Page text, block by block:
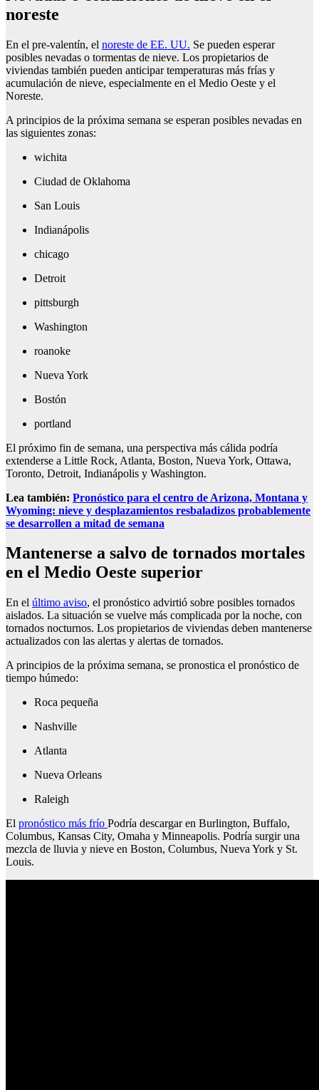
noreste
En el pre-valentín, el noreste de EE. UU. Se pueden esperar
posibles nevadas o tormentas de nieve. Los propietarios de
viviendas también pueden anticipar temperaturas más frías y
acumulación de nieve, especialmente en el Medio Oeste y el
Noreste.
A principios de la próxima semana se esperan posibles nevadas en
las siguientes zonas:
wichita
Ciudad de Oklahoma
San Louis
Indianápolis
chicago
Detroit
pittsburgh
Washington
roanoke
Nueva York
Bostón
portland
El próximo fin de semana, una perspectiva más cálida podría
extenderse a Little Rock, Atlanta, Boston, Nueva York, Ottawa,
Toronto, Detroit, Indianápolis y Washington.
Lea también: Pronóstico para el centro de Arizona, Montana y
Wyoming: nieve y desplazamientos resbaladizos probablemente
se desarrollen a mitad de semana
Mantenerse a salvo de tornados mortales
en el Medio Oeste superior
En el último aviso, el pronóstico advirtió sobre posibles tornados
aislados. La situación se vuelve más complicada por la noche, con
tornados nocturnos. Los propietarios de viviendas deben mantenerse
actualizados con las alertas y alertas de tornados.
A principios de la próxima semana, se pronostica el pronóstico de
tiempo húmedo:
Roca pequeña
Nashville
Atlanta
Nueva Orleans
Raleigh
El pronóstico más frío Podría descargar en Burlington, Buffalo,
Columbus, Kansas City, Omaha y Minneapolis. Podría surgir una
mezcla de lluvia y nieve en Boston, Columbus, Nueva York y St.
Louis.